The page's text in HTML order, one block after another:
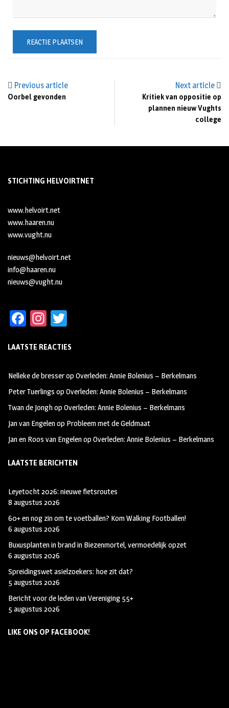
Previous article
Oorbel gevonden
Next article
Kritiek van oppositie op
plannen nieuw Vughts
college
STICHTING HELVOIRTNET
www.helvoirt.net
www.haaren.nu
www.vught.nu
nieuws@helvoirt.net
info@haaren.nu
nieuws@vught.nu
Fa
b
oo
k
In
ag
m
tt
LAATSTE REACTIES
Nelleke de bresseropOverleden: Annie Bolenius – Berkelmans
Peter Tuerlings opOverleden: Annie Bolenius – Berkelmans
Twan de JonghopOverleden: Annie Bolenius – Berkelmans
Jan van Engelenop Probleem met de Geldmaat
Jan en Roos van EngelenopOverleden: Annie Bolenius – Berkelmans
LAATSTE BERICHTEN
Leyetocht 2026: nieuwe fietsroutes
8 augustus 2026
60+ en nog zin om te voetballen? Kom Walking Footballen!
6 augustus 2026
Buxusplanten in brand in Biezenmortel, vermoedelijk opzet
6 augustus 2026
Spreidingswet asielzoekers: hoe zit dat?
5 augustus 2026
Bericht voor de leden van Vereniging 55+
5 augustus 2026
LIKE ONS OP FACEBOOK!